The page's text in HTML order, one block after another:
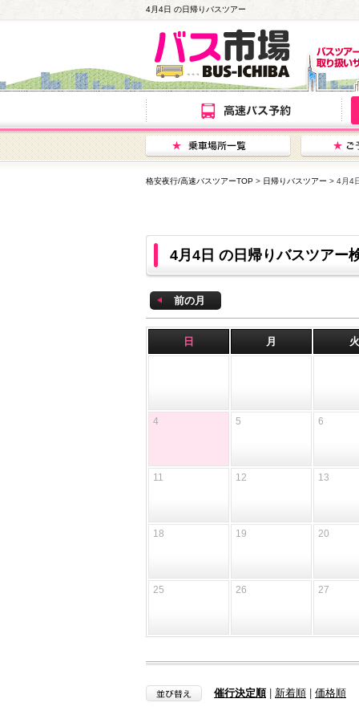
4月4日 の日帰りバスツアー
格安夜行/高速バスツアーTOP > 日帰りバスツアー > 4月4
4月4日 の日帰りバスツアー
前の月
日 月 火
4 5 6
11 12 13
18 19 20
25 26 27
催行決定順| 新着順 価格順